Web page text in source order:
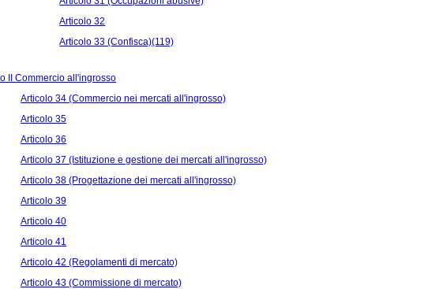
Articolo 32
Articolo 33 (Confisca)(119)
II Commercio all'ingrosso
Articolo 34 (Commercio nei mercati all'ingrosso)
Articolo 35
Articolo 36
Articolo 37 (Istituzione e gestione dei mercati all'ingrosso)
Articolo 38 (Progettazione dei mercati all'ingrosso)
Articolo 39
Articolo 40
Articolo 41
Articolo 42 (Regolamenti di mercato)
Articolo 43 (Commissione di mercato)